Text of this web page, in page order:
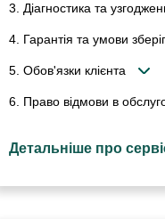
3. Діагностика та
4. Гарантія та умови
5. Обов'язки клієнта
6. Право відмови в
Детальніше про